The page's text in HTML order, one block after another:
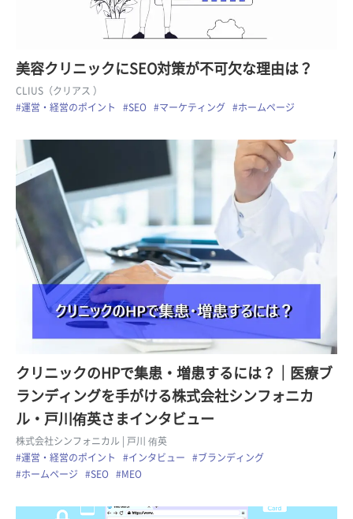
美容クリニックにSEO対策が不可欠な理由は？
CLIUS（クリアス ）
#運営・経営のポイント
#SEO #マーケティング #ホームページ
クリニックのHPで集患・増患するには？｜医療ブ
ランディングを手がける株式会社シンフォニカ
ル・戸川侑英さまインタビュー
株式会社シンフォニカル
| 戸川 侑英
#運営・経営のポイント
#インタビュー
#ブランディング
#ホームページ
#SEO #MEO